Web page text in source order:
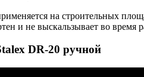
на строительных
и не выскальзывает во время
DR-20 ручной